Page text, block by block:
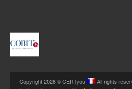
Copyright 2026 © CERTyou
All rights